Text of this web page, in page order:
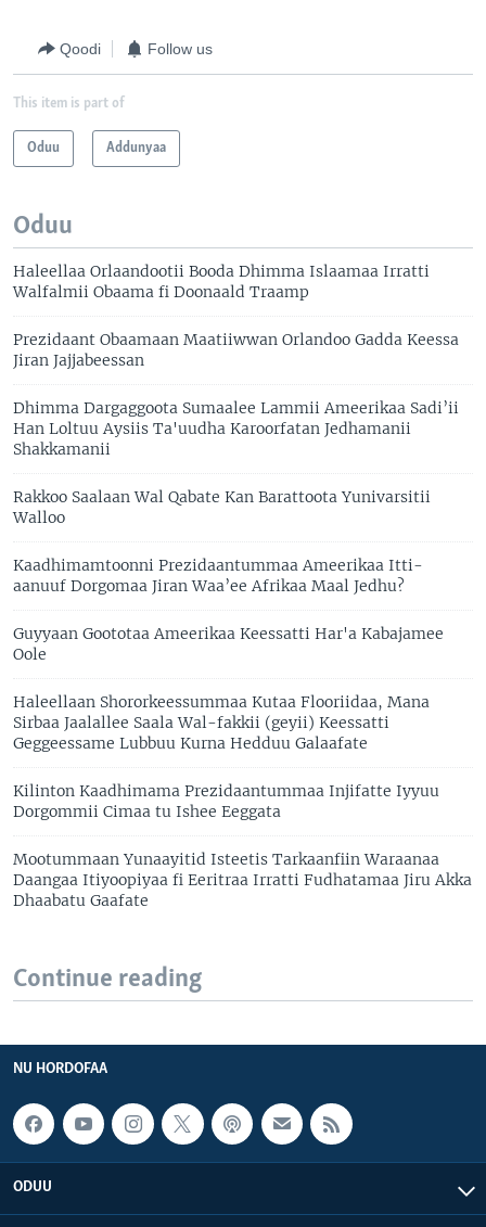
Qoodi Follow us
This item is part of
Oduu Addunyaa
Oduu
Haleellaa Orlaandootii Booda Dhimma Islaamaa Irratti
Walfalmii Obaama fi Doonaald Traamp
Prezidaant Obaamaan Maatiiwwan Orlandoo Gadda Keessa
Jiran Jajjabeessan
Dhimma Dargaggoota Sumaalee Lammii Ameerikaa Sadi’ii
Han Loltuu Aysiis Ta'uudha Karoorfatan Jedhamanii
Shakkamanii
Rakkoo Saalaan Wal Qabate Kan Barattoota Yunivarsitii
Walloo
Kaadhimamtoonni Prezidaantummaa Ameerikaa Itti-
aanuuf Dorgomaa Jiran Waa’ee Afrikaa Maal Jedhu?
Guyyaan Goototaa Ameerikaa Keessatti Har'a Kabajamee
Oole
Haleellaan Shororkeessummaa Kutaa Flooriidaa, Mana
Sirbaa Jaalallee Saala Wal-fakkii (geyii) Keessatti
Geggeessame Lubbuu Kurna Hedduu Galaafate
Kilinton Kaadhimama Prezidaantummaa Injifatte Iyyuu
Dorgommii Cimaa tu Ishee Eeggata
Mootummaan Yunaayitid Isteetis Tarkaanfiin Waraanaa
Daangaa Itiyoopiyaa fi Eeritraa Irratti Fudhatamaa Jiru Akka
Dhaabatu Gaafate
Continue reading
NU HORDOFAA
ODUU